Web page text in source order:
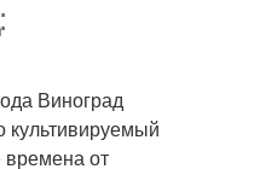
Виноград
времена от